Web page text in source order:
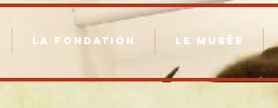
LA FONDATION LE MUSÉE